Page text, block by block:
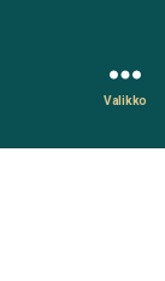
Valikko